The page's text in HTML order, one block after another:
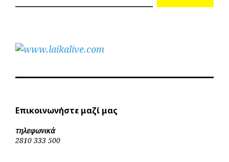
Επικοινωνήστε μαζί μας
τηλεφωνικά
2810 333 500